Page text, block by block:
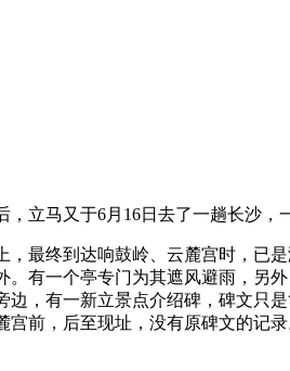
立马又于6月16日去了一趟长沙，
最终到达响鼓岭、云麓宫时，已
有一个亭专门为其遮风避雨，另
，有一新立景点介绍碑，碑文只
前，后至现址，没有原碑文的记